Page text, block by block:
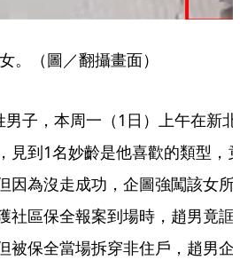
。（圖／翻攝畫面）
子，本周一（1日）上午在新北
見到1名妙齡是他喜歡的類型，
因為沒走成功，企圖強闖該女所
社區保全報案到場時，趙男竟誆
被保全當場拆穿非住戶，趙男企